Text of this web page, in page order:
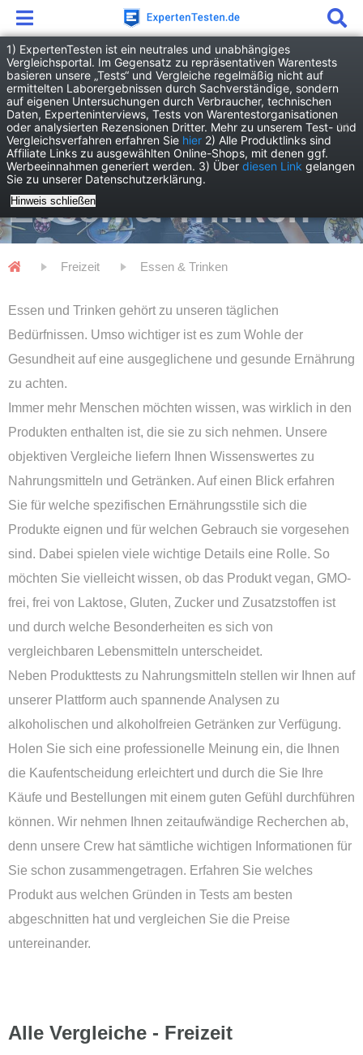
1) ExpertenTesten ist ein neutrales und unabhängiges
Vergleichsportal. Im Gegensatz zu repräsentativen Warentests
basieren unsere „Tests“ und Vergleiche regelmäßig nicht auf
ermittelten Laborergebnissen durch Sachverständige, sondern
auf eigenen Untersuchungen durch Verbraucher, technischen
Daten, Experteninterviews, Tests von Warentestorganisationen
oder analysierten Rezensionen Dritter. Mehr zu unserem Test- und
Vergleichsverfahren erfahren Sie hier 2) Alle Produktlinks sind
Affiliate Links zu ausgewählten Online-Shops, mit denen ggf.
Werbeeinnahmen generiert werden. 3) Über diesen Link gelangen
Sie zu unserer Datenschutzerklärung.
Hinweis schließen
Essen & Trinken
Freizeit Essen & Trinken
Essen und Trinken gehört zu unseren täglichen
Bedürfnissen. Umso wichtiger ist es zum Wohle der
Gesundheit auf eine ausgeglichene und gesunde Ernährung
zu achten.
Immer mehr Menschen möchten wissen, was wirklich in den
Produkten enthalten ist, die sie zu sich nehmen. Unsere
objektiven Vergleiche liefern Ihnen Wissenswertes zu
Nahrungsmitteln und Getränken. Auf einen Blick erfahren
Sie für welche spezifischen Ernährungsstile sich die
Produkte eignen und für welchen Gebrauch sie vorgesehen
sind. Dabei spielen viele wichtige Details eine Rolle. So
möchten Sie vielleicht wissen, ob das Produkt vegan, GMO-
frei, frei von Laktose, Gluten, Zucker und Zusatzstoffen ist
und durch welche Besonderheiten es sich von
vergleichbaren Lebensmitteln unterscheidet.
Neben Produkttests zu Nahrungsmitteln stellen wir Ihnen auf
unserer Plattform auch spannende Analysen zu
alkoholischen und alkoholfreien Getränken zur Verfügung.
Holen Sie sich eine professionelle Meinung ein, die Ihnen
die Kaufentscheidung erleichtert und durch die Sie Ihre
Käufe und Bestellungen mit einem guten Gefühl durchführen
können. Wir nehmen Ihnen zeitaufwändige Recherchen ab,
denn unsere Crew hat sämtliche wichtigen Informationen für
Sie schon zusammengetragen. Erfahren Sie welches
Produkt aus welchen Gründen in Tests am besten
abgeschnitten hat und vergleichen Sie die Preise
untereinander.
Alle Vergleiche - Freizeit